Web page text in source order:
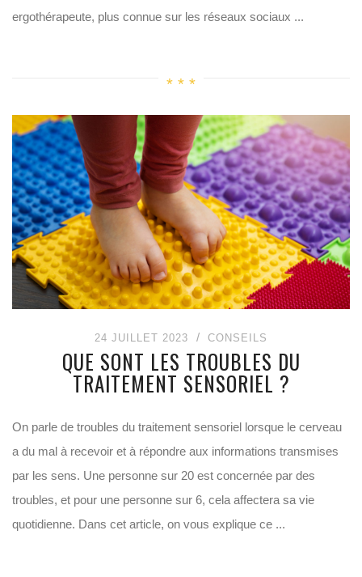
ergothérapeute, plus connue sur les réseaux sociaux ...
24 JUILLET 2023 CONSEILS
QUE SONT LES TROUBLES DU
TRAITEMENT SENSORIEL ?
On parle de troubles du traitement sensoriel lorsque le cerveau
a du mal à recevoir et à répondre aux informations transmises
par les sens. Une personne sur 20 est concernée par des
troubles, et pour une personne sur 6, cela affectera sa vie
quotidienne. Dans cet article, on vous explique ce ...